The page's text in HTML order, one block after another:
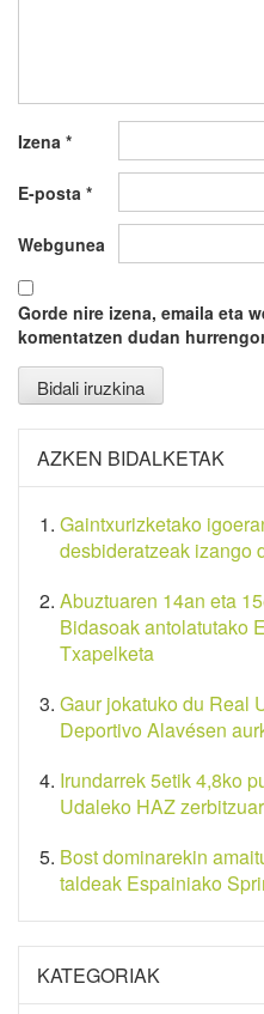
Izena *
E-posta *
Webgunea
Gorde nire izena, emaila eta
komentatzen dudan
AZKEN BIDALKETAK
Gaintxurizketako
desbideratzeak izango
Abuztuaren 14an eta
Bidasoak antolatutako
Txapelketa
Gaur jokatuko du Real
Deportivo Alavésen
Irundarrek 5etik 4,8ko
Udaleko HAZ
Bost dominarekin
taldeak Espainiako
KATEGORIAK